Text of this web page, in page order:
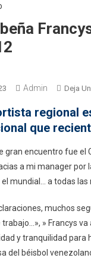
Admin Deja
regional
que
gran encuentro fue el
a mi manager
mundial… a todas
muchos
» Francys
y tranquilidad para
del béisbol